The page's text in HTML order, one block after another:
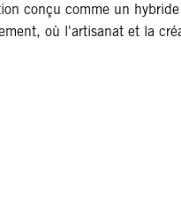
conçu comme un
où l'artisanat et la